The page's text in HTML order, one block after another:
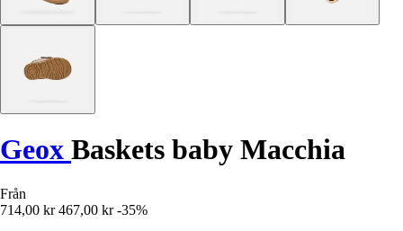
Geox Baskets baby Macchia
Från
714,00 kr 467,00 kr -35%